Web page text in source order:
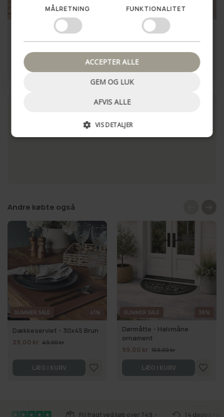
Dækkeserviet – Brun læder
85,00 kr
Dækkeserviet - Sort
Andre købte også
SUMMER SALE 41%
Dækkeserviet - 30x45 Brun
29,00 kr 49,00 kr
LÆG I KURV
SUMMER SALE 38%
Dørmåtte - Halvmåne
ornament
99,00 kr 159,00 kr
LÆG I KURV
Fri fragt ved køb over 749,- 14 dages
Nej tak, luk pop up
MÅLRETNING FUNKTIONALITET
GEM OG LUK
ACCEPTER ALLE
AFVIS ALLE
VIS DETALJER